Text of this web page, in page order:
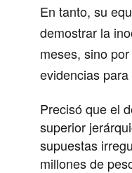
En tanto, su
demostrar la
meses, sino
evidencias
Precisó que el
superior
supuestas
millones de